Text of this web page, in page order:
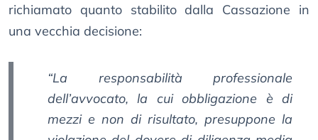
richiamato quanto stabilito dalla Cassazione in
una vecchia decisione:
“La responsabilità professionale
dell’avvocato, la cui obbligazione è di
mezzi e non di risultato, presuppone la